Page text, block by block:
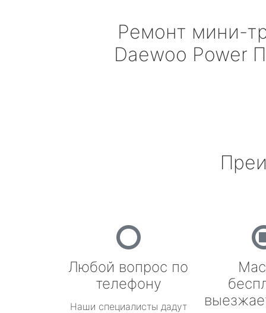
Ремонт мини-
Daewoo Power
Любой вопрос по
телефону
Наши специалисты дадут